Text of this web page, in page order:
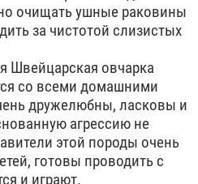
очищать ушные раковины
за чистотой слизистых
Швейцарская овчарка
со всеми домашними
дружелюбны, ласковы и
агрессию не
этой породы очень
готовы проводить с
и играют.